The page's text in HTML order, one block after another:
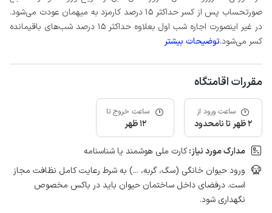
صورتحساب پس از کسر حداکثر 15 درصد کارمزد به میهمان عودت می‌شود.
در غیر اینصورت اجاره شب اول بعلاوه حداکثر 15 درصد شب‌های باقیمانده
کسر می‌شود.توضیحات بیشتر
مقررات اقامتگاه
ساعت ورود از
2 ظهر تا نامحدود
ساعت خروج تا
12 ظهر
مدارک مورد نیاز:کارت ملی هوشمند یا شناسنامه
ورود حیوان خانگی (سگ، گربه، ...) به شرط رعایت کامل نظافت مجاز
است. درفضای داخل ساختمان حیوان باید در باکس مخصوص
نگهداری شود.